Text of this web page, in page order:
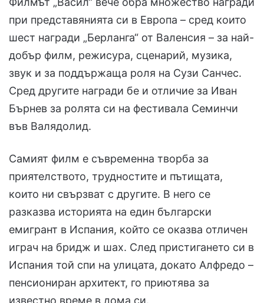
при представянията си в Европа – сред които
шест награди „Берланга“ от Валенсия – за най-
добър филм, режисура, сценарий, музика,
звук и за поддържаща роля на Сузи Санчес.
Сред другите награди бе и отличие за Иван
Бърнев за ролята си на фестивала Семинчи
във Валядолид.
Самият филм е съвременна творба за
приятелството, трудностите и пътищата,
които ни свързват с другите. В него се
разказва историята на един български
емигрант в Испания, който се оказва отличен
играч на бридж и шах. След пристигането си в
Испания той спи на улицата, докато Алфредо –
пенсиониран архитект, го приютява за
известно време в дома си.